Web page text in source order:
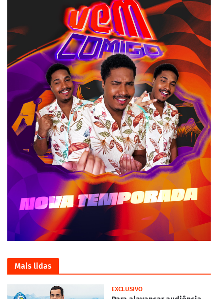
Mais lidas
EXCLUSIVO